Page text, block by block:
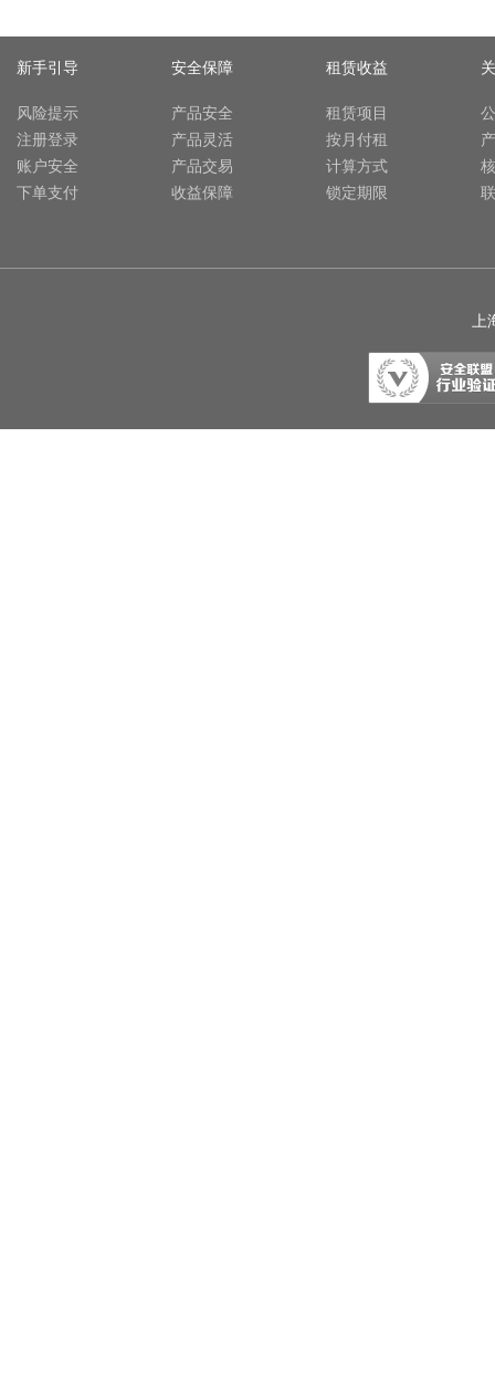
新手引导
风险提示
注册登录
账户安全
下单支付
安全保障
产品安全
产品灵活
产品交易
收益保障
租赁收益
租赁项目
按月付租
计算方式
锁定期限